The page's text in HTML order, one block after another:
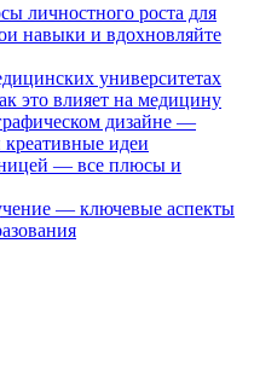
личностного роста для
навыки и вдохновляйте
университетах
это влияет на медицину
дизайне —
идеи
— все плюсы и
— ключевые аспекты